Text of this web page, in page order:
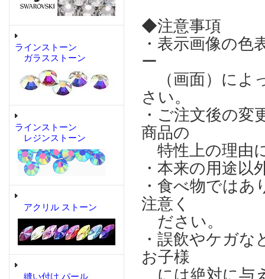
ラインストーン
ガラスストーン
ラインストーン
レジンストーン
アクリル ストーン
縫い付け パール
◆注意事項
・表示画像の
ー
（画面）によ
さい。
・ご注文後の
商品の
特性上の理由
・本来の用途
・食べ物では
注意く
ださい。
・誤飲やケガ
お子様
には絶対に与